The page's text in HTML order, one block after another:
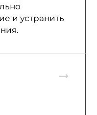
и устранить